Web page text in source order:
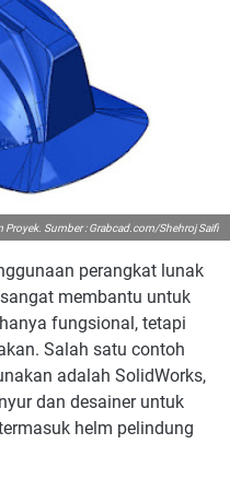
Proyek. Sumber : Grabcad.com/Shehroj Saifi
perangkat lunak
membantu untuk
fungsional, tetapi
Salah satu contoh
adalah SolidWorks,
dan desainer untuk
helm pelindung